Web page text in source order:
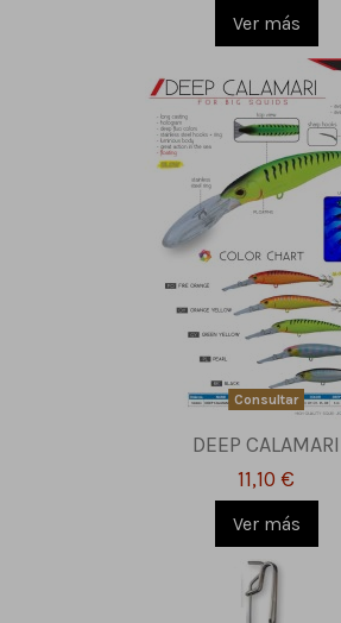
Ver más
Consultar
DEEP CALAMARI
11,10 €
Ver más